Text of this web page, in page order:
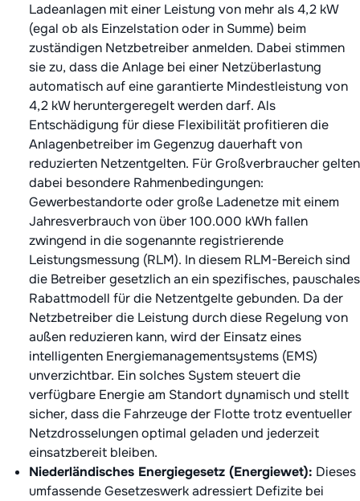
Ladeanlagen mit einer Leistung von mehr als 4,2 kW
(egal ob als Einzelstation oder in Summe) beim
zuständigen Netzbetreiber anmelden. Dabei stimmen
sie zu, dass die Anlage bei einer Netzüberlastung
automatisch auf eine garantierte Mindestleistung von
4,2 kW heruntergeregelt werden darf. Als
Entschädigung für diese Flexibilität profitieren die
Anlagenbetreiber im Gegenzug dauerhaft von
reduzierten Netzentgelten. Für Großverbraucher gelten
dabei besondere Rahmenbedingungen:
Gewerbestandorte oder große Ladenetze mit einem
Jahresverbrauch von über 100.000 kWh fallen
zwingend in die sogenannte registrierende
Leistungsmessung (RLM). In diesem RLM-Bereich sind
die Betreiber gesetzlich an ein spezifisches, pauschales
Rabattmodell für die Netzentgelte gebunden. Da der
Netzbetreiber die Leistung durch diese Regelung von
außen reduzieren kann, wird der Einsatz eines
intelligenten Energiemanagementsystems (EMS)
unverzichtbar. Ein solches System steuert die
verfügbare Energie am Standort dynamisch und stellt
sicher, dass die Fahrzeuge der Flotte trotz eventueller
Netzdrosselungen optimal geladen und jederzeit
einsatzbereit bleiben.
Niederländisches Energiegesetz (Energiewet): Dieses
umfassende Gesetzeswerk adressiert Defizite bei